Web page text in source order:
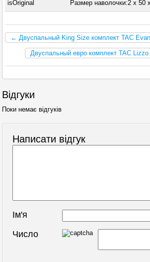
isOriginal Размер наволочки:2 x 50
← Двуспальный King Size комплект TAC
Двуспальный евро комплект TAC
Відгуки
Поки немає відгуків
Написати відгук
Ім'я
Число